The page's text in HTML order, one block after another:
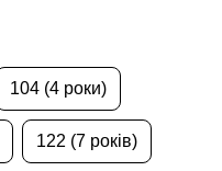
104 (4 роки)
122 (7 років)